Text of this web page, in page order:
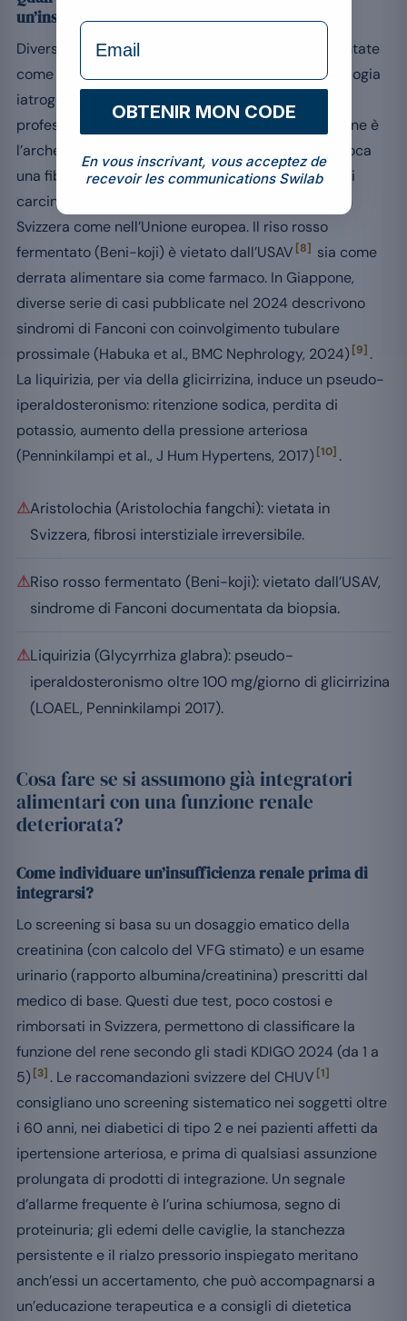
un’insufficienza renale acuta?
Diverse piante diffuse in fitoterapia sono documentate
come nefrotossiche e costituiscono una vera patologia
iatrogena quando consumate senza parere
professionale. L’aristolochia (Aristolochia fangchi) ne è
l’archetipo: contiene acido aristolochico, che provoca
una fibrosi interstiziale progressiva e un pericolo di
carcinoma uroteliale
. La sua vendita è vietata in
Svizzera come nell’Unione europea. Il riso rosso
fermentato (Beni-koji) è vietato dall’USAV [8]
sia come
derrata alimentare sia come farmaco. In Giappone,
diverse serie di casi pubblicate nel 2024 descrivono
sindromi di Fanconi con coinvolgimento tubulare
prossimale (Habuka et al., BMC Nephrology, 2024) [9] .
La liquirizia, per via della glicirrizina, induce un pseudo-
iperaldosteronismo: ritenzione sodica, perdita di
potassio, aumento della pressione arteriosa
(Penninkilampi et al., J Hum Hypertens, 2017) [10] .
⚠Aristolochia (Aristolochia fangchi): vietata in
Svizzera, fibrosi interstiziale irreversibile.
⚠Riso rosso fermentato (Beni-koji): vietato dall’USAV,
sindrome di Fanconi documentata da biopsia.
⚠Liquirizia (Glycyrrhiza glabra): pseudo-
iperaldosteronismo oltre 100 mg/giorno di glicirrizina
(LOAEL, Penninkilampi 2017).
Cosa fare se si assumono già integratori
alimentari con una funzione renale
deteriorata?
Come individuare un’insufficienza renale prima di
integrarsi?
Lo screening si basa su un dosaggio ematico della
creatinina (con calcolo del VFG stimato) e un esame
urinario (rapporto albumina/creatinina) prescritti dal
medico di base. Questi due test, poco costosi e
rimborsati in Svizzera, permettono di classificare la
funzione del rene secondo gli stadi KDIGO 2024 (da 1 a
5) [3] . Le raccomandazioni svizzere del CHUV [1]
consigliano uno screening sistematico nei soggetti oltre
i 60 anni, nei diabetici di tipo 2 e nei pazienti affetti da
ipertensione arteriosa, e prima di qualsiasi assunzione
prolungata di prodotti di integrazione. Un segnale
d’allarme frequente è l’urina schiumosa, segno di
proteinuria; gli edemi delle caviglie, la stanchezza
persistente e il rialzo pressorio inspiegato meritano
anch’essi un accertamento, che può accompagnarsi a
un’educazione terapeutica e a consigli di dietetica
formulaire Email
OBTENIR MON CODE
En vous inscrivant, vous acceptez de
recevoir les communications Swilab